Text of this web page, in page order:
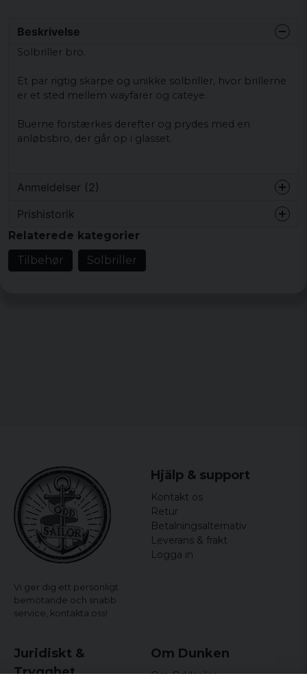
Beskrivelse
Solbriller bro.
Et par rigtig skarpe og unikke solbriller, hvor brillerne
er et sted mellem wayfarer og cateye.
Buerne forstærkes derefter og prydes med en
anløbsbro, der går op i glasset.
Anmeldelser (2)
for 3 år siden
Åsah
Prishistorik
Relaterede kategorier
Tilbehør
Solbriller
Vi ger dig ett personligt
bemötande och snabb
service, kontakta oss!
Hjälp & support
Kontakt os
Retur
Betalningsalternativ
Leverans & frakt
Logga in
Juridiskt &
Trygghet
Om Dunken
Om Oddsailor